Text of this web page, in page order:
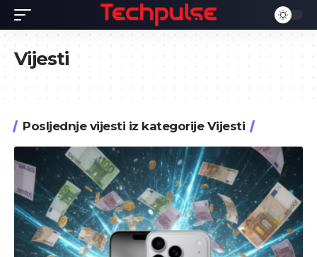
Vijesti
Posljednje vijesti iz kategorije Vijesti